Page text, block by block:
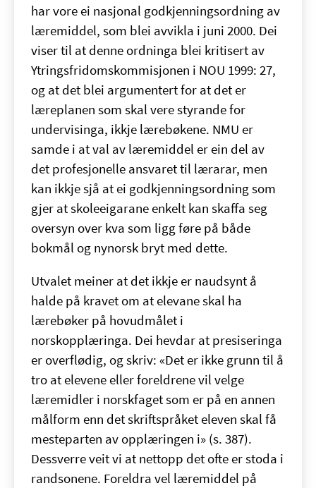
har vore ei nasjonal godkjenningsordning av
læremiddel, som blei avvikla i juni 2000. Dei
viser til at denne ordninga blei kritisert av
Ytringsfridomskommisjonen i NOU 1999: 27,
og at det blei argumentert for at det er
læreplanen som skal vere styrande for
undervisinga, ikkje lærebøkene. NMU er
samde i at val av læremiddel er ein del av
det profesjonelle ansvaret til lærarar, men
kan ikkje sjå at ei godkjenningsordning som
gjer at skoleeigarane enkelt kan skaffa seg
oversyn over kva som ligg føre på både
bokmål og nynorsk bryt med dette.
Utvalet meiner at det ikkje er naudsynt å
halde på kravet om at elevane skal ha
lærebøker på hovudmålet i
norskopplæringa. Dei hevdar at presiseringa
er overflødig, og skriv: «Det er ikke grunn til å
tro at elevene eller foreldrene vil velge
læremidler i norskfaget som er på en annen
målform enn det skriftspråket eleven skal få
mesteparten av opplæringen i» (s. 387).
Dessverre veit vi at nettopp det ofte er stoda i
randsonene. Foreldra vel læremiddel på